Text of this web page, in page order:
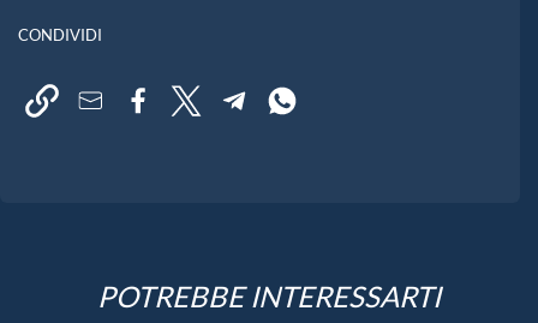
CONDIVIDI
POTREBBE INTERESSARTI